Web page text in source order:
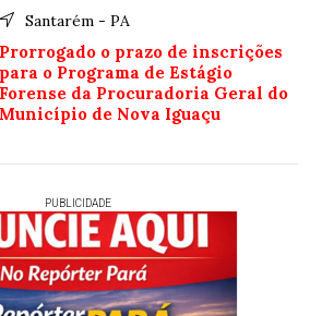
Santarém - PA
Prorrogado o prazo de inscrições
para o Programa de Estágio
Forense da Procuradoria Geral do
Município de Nova Iguaçu
PUBLICIDADE